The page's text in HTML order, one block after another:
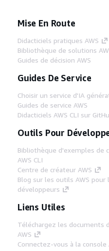
Mise En Route
Didacticiels pratiques AWS
Bibliothèque de solutions
Guides de décision AWS
Guides De Service
Choisir un service d'IA
Guides de service AWS
Didacticiels AWS CLI sur
Outils Pour
Bibliothèque d'exemples de
AWS CLI
Centre de créateur AWS
Blog sur les outils AWS pour
développeurs
Liens Utiles
Téléchargez les documents
AWS
Connectez-vous à la console